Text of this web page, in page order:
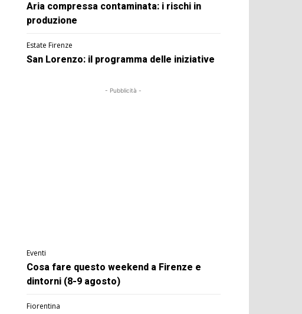
Aria compressa contaminata: i rischi in
produzione
Estate Firenze
San Lorenzo: il programma delle iniziative
- Pubblicità -
Eventi
Cosa fare questo weekend a Firenze e
dintorni (8-9 agosto)
Fiorentina